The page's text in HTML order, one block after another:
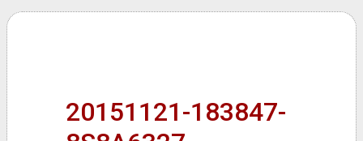
20151121-183847-